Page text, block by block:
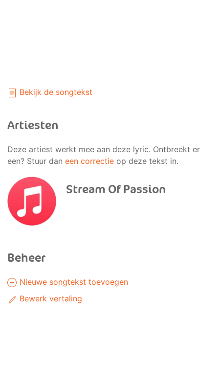
Bekijk de songtekst
Artiesten
Deze artiest werkt mee aan deze lyric. Ontbreekt er
een? Stuur dan een correctie op deze tekst in.
Stream Of Passion
Beheer
Nieuwe songtekst toevoegen
Bewerk vertaling